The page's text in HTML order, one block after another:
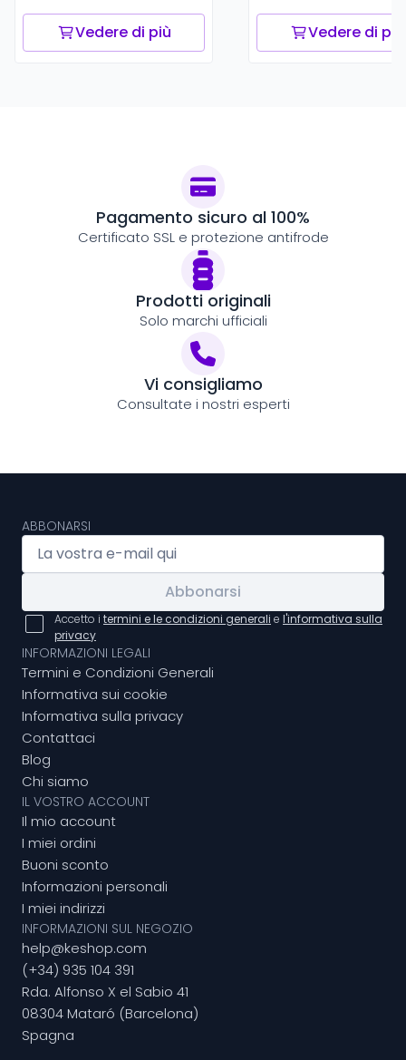
Vedere di più Vedere di più
Pagamento sicuro al 100%
Certificato SSL e protezione antifrode
Prodotti originali
Solo marchi ufficiali
Vi consigliamo
Consultate i nostri esperti
ABBONARSI
Abbonarsi
Accetto i termini e le condizioni generali e l'informativa sulla
privacy
INFORMAZIONI LEGALI
Termini e Condizioni Generali
Informativa sui cookie
Informativa sulla privacy
Contattaci
Blog
Chi siamo
IL VOSTRO ACCOUNT
Il mio account
I miei ordini
Buoni sconto
Informazioni personali
I miei indirizzi
INFORMAZIONI SUL NEGOZIO
help@keshop.com
(+34) 935 104 391
Rda. Alfonso X el Sabio 41
08304 Mataró (Barcelona)
Spagna